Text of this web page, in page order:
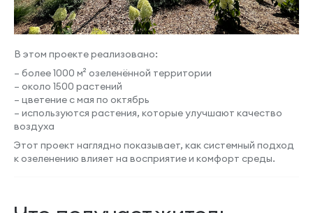
В этом проекте реализовано:
– более 1000 м² озеленённой территории
– около 1500 растений
– цветение с мая по октябрь
– используются растения, которые улучшают качество
воздуха
Этот проект наглядно показывает, как системный подход
к озеленению влияет на восприятие и комфорт среды.